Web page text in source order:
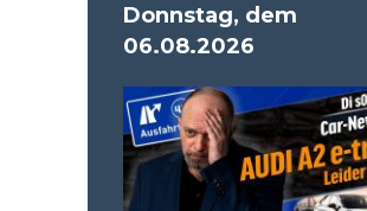
Donnstag, dem
06.08.2026